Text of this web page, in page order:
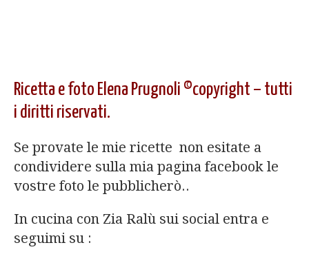
Ricetta e foto Elena Prugnoli ©copyright – tutti
i diritti riservati.
Se provate le mie ricette non esitate a
condividere sulla mia pagina facebook le
vostre foto le pubblicherò..
In cucina con Zia Ralù sui social entra e
seguimi su :